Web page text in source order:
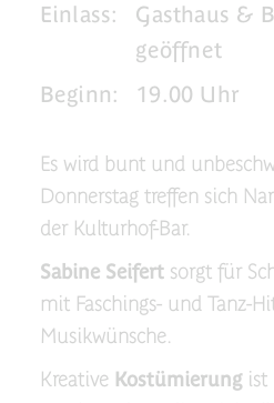
Einlass:
Gasthaus &
geöffnet
Beginn:
19.00 Uhr
Es wird bunt und
Donnerstag treffen sich
der Kulturhof-Bar.
Sabine Seifertsorgt für
mit Faschings- und Tanz-
Musikwünsche.
Kreative Kostümierung ist